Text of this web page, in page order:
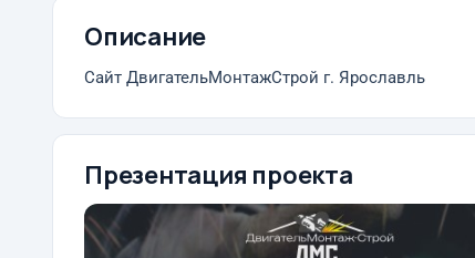
Описание
Сайт ДвигательМонтажСтрой г. Ярославль
Презентация проекта